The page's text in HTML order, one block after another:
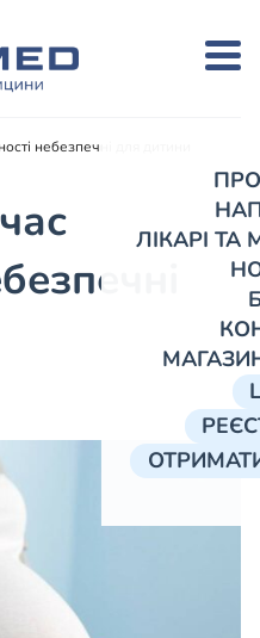
ЛІКАРІ
небезпечні для дитини